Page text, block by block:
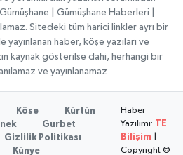
| Gümüşhane Haberleri |
Sitedeki tüm harici linkler ayrı bir
yayınlanan haber, köşe yazıları ve
kaynak gösterilse dahi, herhangi bir
ve yayınlanamaz
Köse
Kürtün
Gurbet
Gizlilik Politikası
Künye
Haber
Yazılımı: TE
Bilişim
Copyright ©